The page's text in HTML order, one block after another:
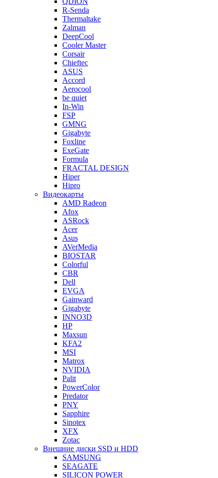
R-Senda
Thermaltake
Zalman
DeepCool
Cooler Master
Corsair
Chieftec
ASUS
Accord
Aerocool
be quiet
In-Win
FSP
GMNG
Gigabyte
Foxline
ExeGate
Formula
FRACTAL DESIGN
Hiper
Hipro
Видеокарты
AMD Radeon
Afox
ASRock
Acer
Asus
AVerMedia
BIOSTAR
Colorful
CBR
Dell
EVGA
Gainward
Gigabyte
INNO3D
HP
Maxsun
KFA2
MSI
Matrox
NVIDIA
Palit
PowerColor
Predator
PNY
Sapphire
Sinotex
XFX
Zotac
Внешние диски SSD и HDD
SAMSUNG
SEAGATE
SILICON POWER